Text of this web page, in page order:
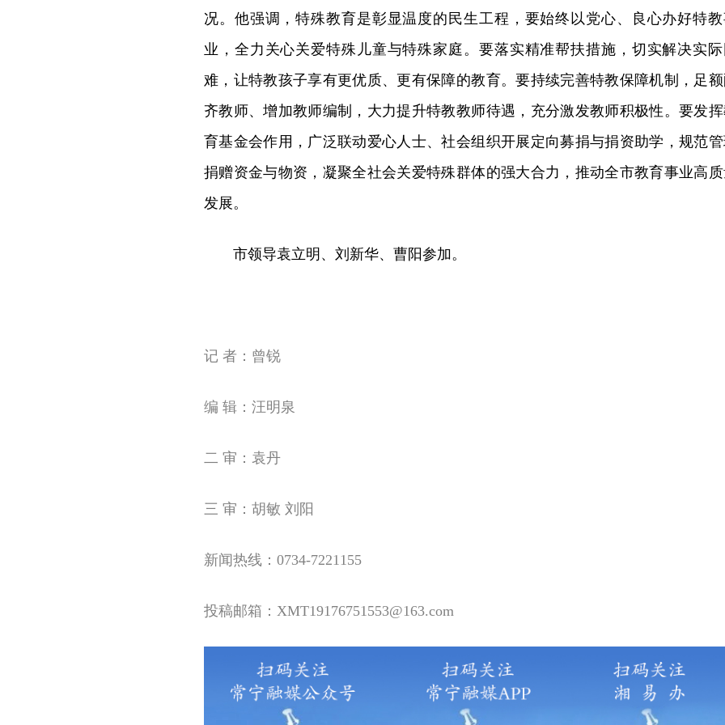
况。他强调，特殊教育是彰显温度的民生工程，要始终以党心、良心办好特
业，全力关心关爱特殊儿童与特殊家庭。要落实精准帮扶措施，切实解决实际
难，让特教孩子享有更优质、更有保障的教育。要持续完善特教保障机制，足
齐教师、增加教师编制，大力提升特教教师待遇，充分激发教师积极性。要发
育基金会作用，广泛联动爱心人士、社会组织开展定向募捐与捐资助学，规范
捐赠资金与物资，凝聚全社会关爱特殊群体的强大合力，推动全市教育事业高
发展。
市领导袁立明、刘新华、曹阳参加。
记 者：曾锐
编 辑：汪明泉
二 审：袁丹
三 审：胡敏 刘阳
新闻热线：0734-7221155
投稿邮箱：XMT19176751553@163.com